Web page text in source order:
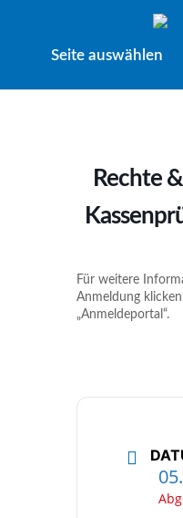
Seite auswählen
Rechte
Für weitere
Anmeldung
„Anmeldeportal“.